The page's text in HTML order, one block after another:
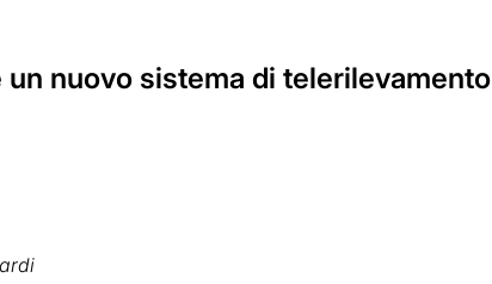
un nuovo sistema di telerilevamento